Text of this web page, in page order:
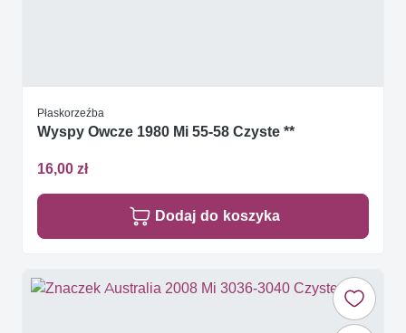
Płaskorzeźba
Wyspy Owcze 1980 Mi 55-58 Czyste **
16,00 zł
Dodaj do koszyka